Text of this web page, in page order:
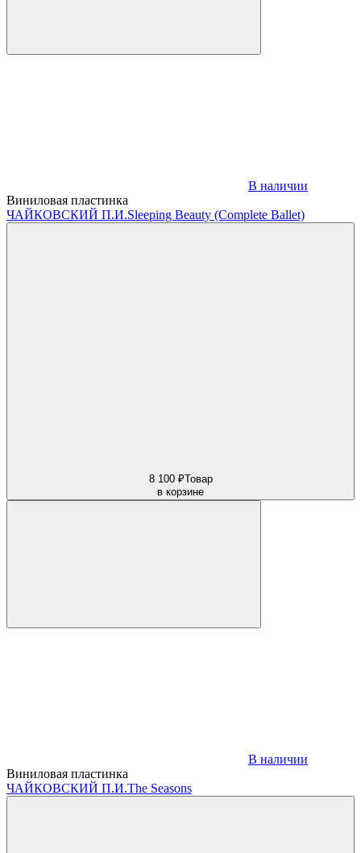
В наличии
Виниловая пластинка
ЧАЙКОВСКИЙ П.И.Sleeping Beauty (Complete Ballet)
8 100 ₽Товар
в корзине
В наличии
Виниловая пластинка
ЧАЙКОВСКИЙ П.И.The Seasons